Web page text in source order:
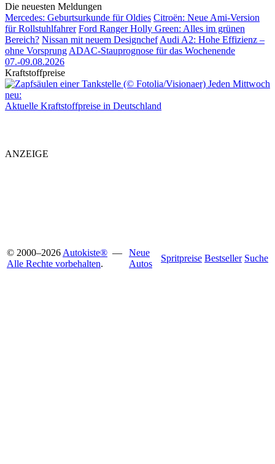
Die neuesten Meldungen
Mercedes: Geburtsurkunde für Oldies Citroën: Neue Ami-Version
für Rollstuhlfahrer Ford Ranger Holly Green: Alles im grünen
Bereich? Nissan mit neuem Designchef Audi A2: Hohe Effizienz –
ohne Vorsprung ADAC-Stauprognose für das Wochenende
07.-09.08.2026
Kraftstoffpreise
Jeden Mittwoch
neu:
Aktuelle Kraftstoffpreise in Deutschland
ANZEIGE
© 2000–2026 Autokiste® —
Alle Rechte vorbehalten.
Neue
Autos
Spritpreise Bestseller Suche